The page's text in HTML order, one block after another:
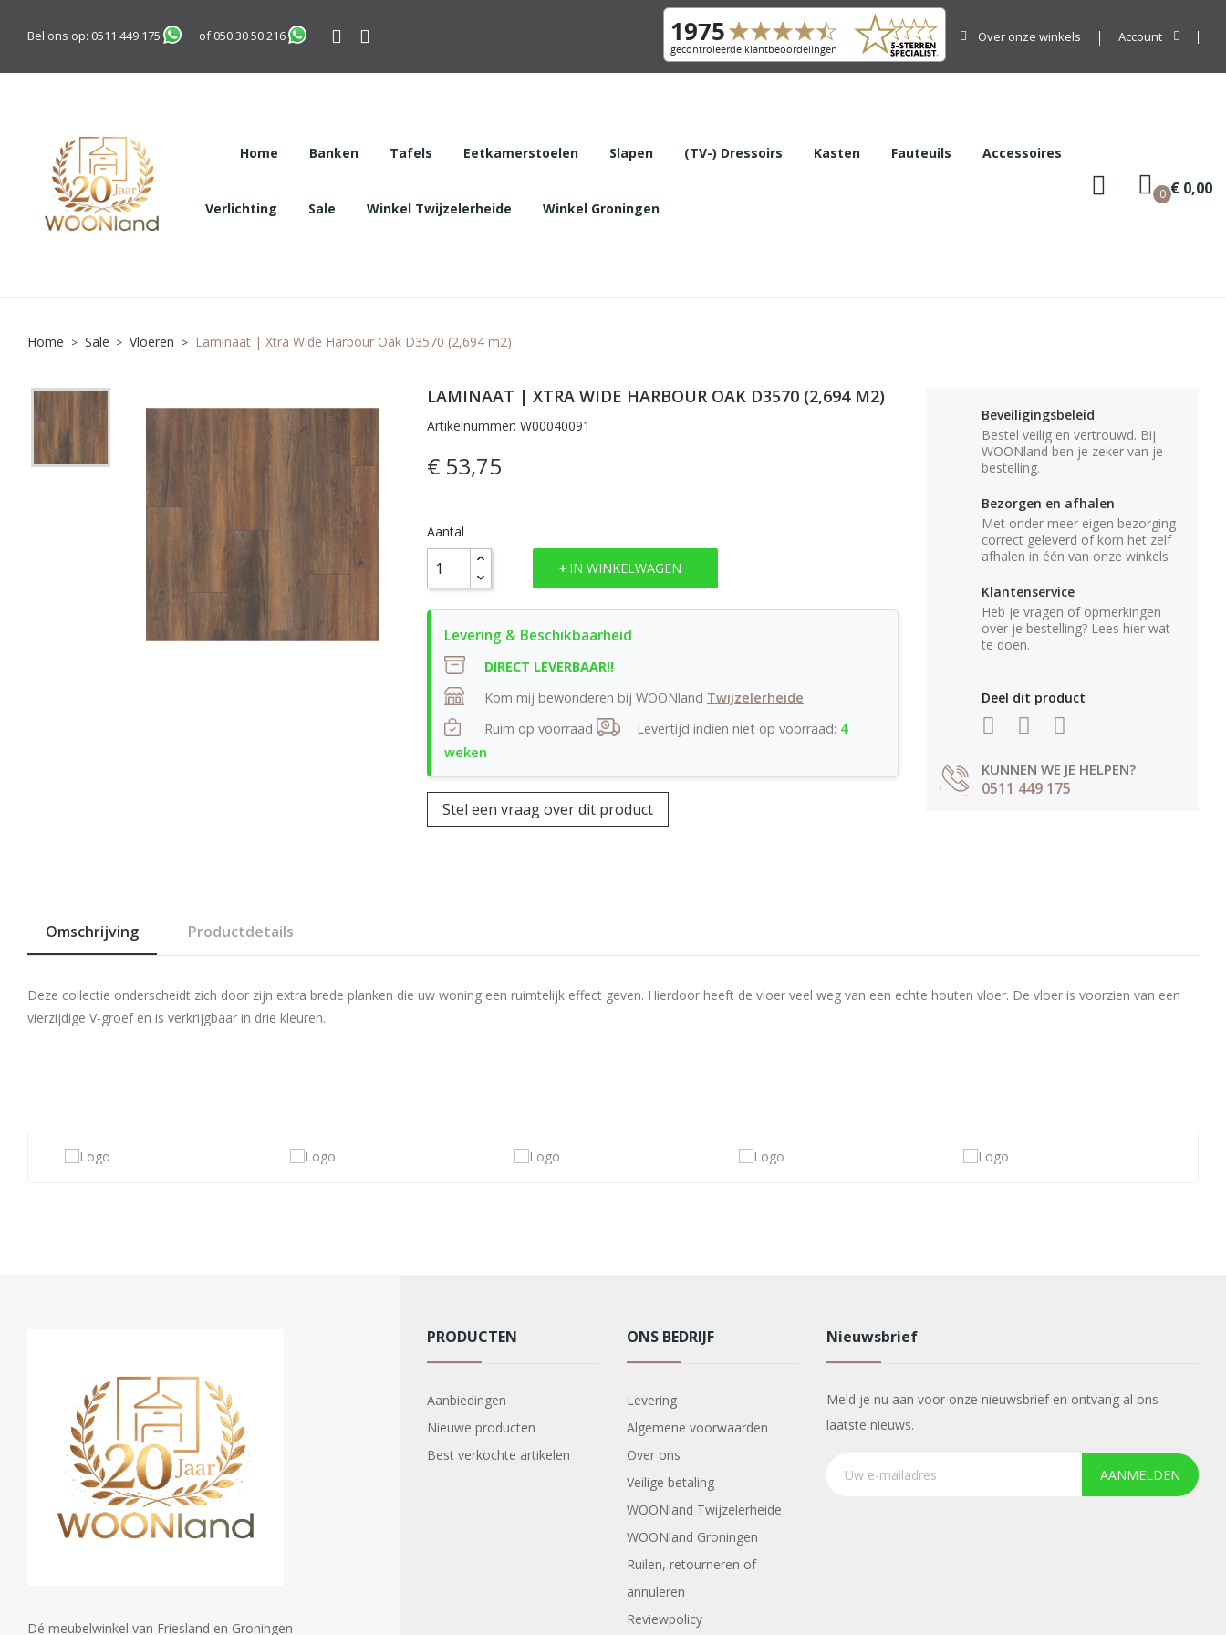
Bel ons op: 0511 449 175 of050 30 50 216 Over onze winkels Account
Home Banken Tafels Eetkamerstoelen Slapen (TV-) Dressoirs Kasten Fauteuils Accessoires
Verlichting Sale Winkel Twijzelerheide Winkel Groningen
0 € 0,00
Home Sale Vloeren Laminaat | Xtra Wide Harbour Oak D3570 (2,694 m2)
LAMINAAT | XTRA WIDE HARBOUR OAK D3570 (2,694 M2)
Artikelnummer: W00040091
€ 53,75
Aantal
IN WINKELWAGEN
DIRECT LEVERBAAR!!
Kom mij bewonderen bij WOONland Twijzelerheide
Ruim op voorraad
Levertijd indien niet op voorraad: 4
weken
Stel een vraag over dit product
Beveiligingsbeleid
Bestel veilig en vertrouwd. Bij
WOONland ben je zeker van je
bestelling.
Bezorgen en afhalen
Met onder meer eigen bezorging
correct geleverd of kom het zelf
afhalen in één van onze winkels
Klantenservice
Heb je vragen of opmerkingen
over je bestelling? Lees hier wat
te doen.
Deel dit product
KUNNEN WE JE HELPEN?
0511 449 175
Omschrijving Productdetails
Deze collectie onderscheidt zich door zijn extra brede planken die uw woning een ruimtelijk effect geven. Hierdoor heeft de vloer veel weg van een echte houten vloer. De vloer is voorzien van een
vierzijdige V-groef en is verkrijgbaar in drie kleuren.
Dé meubelwinkel van Friesland en Groningen
PRODUCTEN
Aanbiedingen
Nieuwe producten
Best verkochte artikelen
ONS BEDRIJF
Levering
Algemene voorwaarden
Over ons
Veilige betaling
WOONland Twijzelerheide
WOONland Groningen
Ruilen, retourneren of
annuleren
Reviewpolicy
Nieuwsbrief
Meld je nu aan voor onze nieuwsbrief en ontvang al ons
laatste nieuws.
AANMELDEN